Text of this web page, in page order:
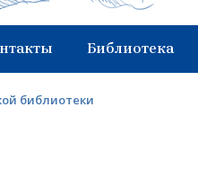
Библиотека
библиотеки